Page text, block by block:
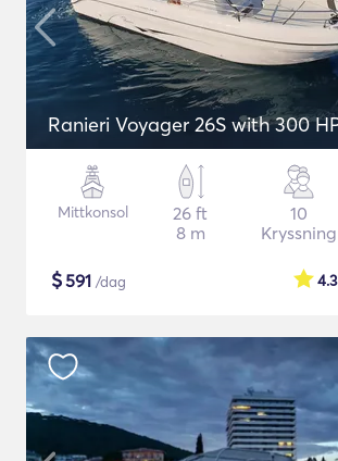
Ranieri Voyager 26S with 300
Mittkonsol
26 ft
8 m
10
Kryssning
$591 /dag 4.3